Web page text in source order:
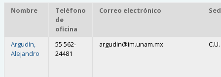
Nombre
Teléfono
de
oficina
Correo electrónico
Argudín,
Alejandro
55 562-
24481
argudin@im.unam.mx C.U.